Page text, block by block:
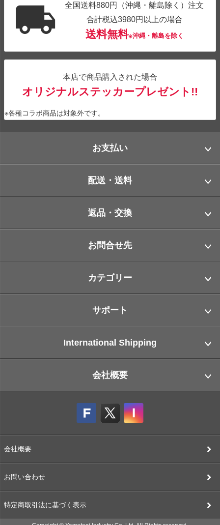
全国送料880円（沖縄・離島除く）注文
合計税込3980円以上の場合
送料無料※沖縄・離島を除く
本店で商品購入された場合
オリジナルステッカープレゼント!!
※各種コラボ商品は対象外です。
お支払い
配送・送料
返品・交換
お問合せ先
カテゴリー
サポート
International Shipping
会社概要
会社概要
お問い合わせ
特定商取引法に基づく表示